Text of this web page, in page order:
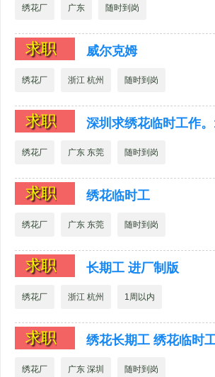
绣花厂 广东 随时到岗
求职 威尔克姆
绣花厂 浙江 杭州 随时到岗
求职 深圳求绣花临时工作
绣花厂 广东 东莞 随时到岗
求职 绣花临时工
绣花厂 广东 东莞 随时到岗
求职 长期工 进厂制版
绣花厂 浙江 杭州 1周以内
求职 绣花长期工 绣花临时
绣花厂 广东 深圳 随时到岗